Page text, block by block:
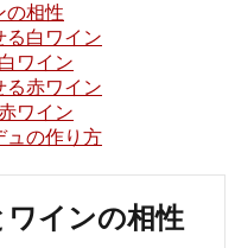
の相性
る白ワイン
ワイン
る赤ワイン
ワイン
ュの作り方
ワインの相性